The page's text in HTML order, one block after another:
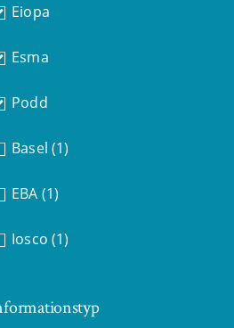
Eiopa
Esma
Podd
Basel (1)
EBA (1)
Iosco (1)